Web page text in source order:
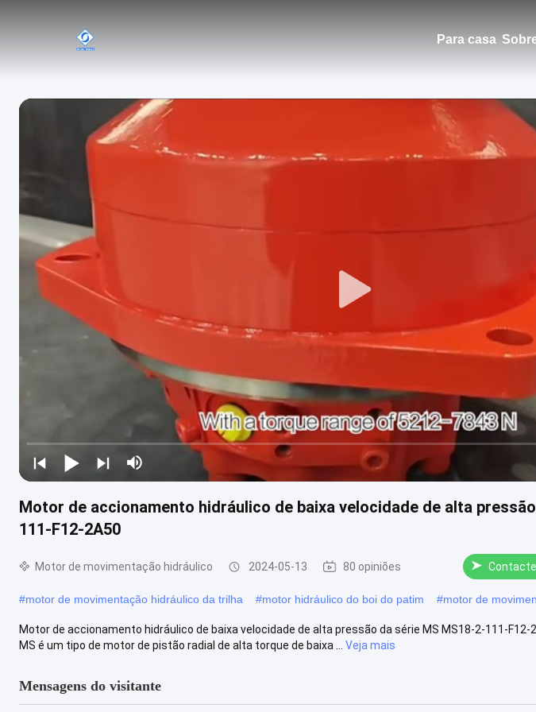
Para casa
Motor de accionamento hidráulico de baixa velocidade de alta
111-F12-2A50
Motor de movimentação hidráulico 2024-05-13 80 opiniões
#motor de movimentação hidráulico da trilha #motor hidráulico do boi do patim #motor de
Motor de accionamento hidráulico de baixa velocidade de alta pressão da série MS MS18-2-111-F12-
MS é um tipo de motor de pistão radial de alta torque de baixa ...
Veja mais
Mensagens do visitante